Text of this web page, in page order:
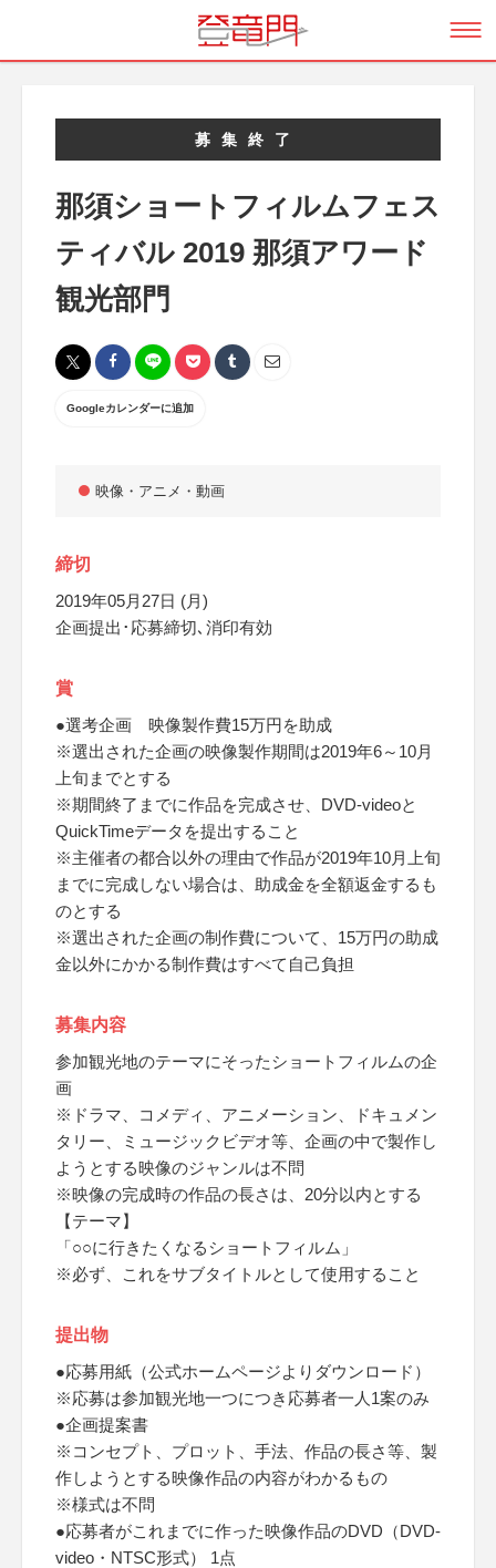
募集終了
那須ショートフィルムフェス
ティバル 2019 那須アワード
観光部門
Googleカレンダーに追加
映像・アニメ・動画
締切
2019年05月27日 (月)
企画提出･応募締切､消印有効
賞
●選考企画 映像製作費15万円を助成
※選出された企画の映像製作期間は2019年6～10月
上旬までとする
※期間終了までに作品を完成させ、DVD-videoと
QuickTimeデータを提出すること
※主催者の都合以外の理由で作品が2019年10月上旬
までに完成しない場合は、助成金を全額返金するも
のとする
※選出された企画の制作費について、15万円の助成
金以外にかかる制作費はすべて自己負担
募集内容
参加観光地のテーマにそったショートフィルムの企
画
※ドラマ、コメディ、アニメーション、ドキュメン
タリー、ミュージックビデオ等、企画の中で製作し
ようとする映像のジャンルは不問
※映像の完成時の作品の長さは、20分以内とする
【テーマ】
「○○に行きたくなるショートフィルム」
※必ず、これをサブタイトルとして使用すること
提出物
●応募用紙（公式ホームページよりダウンロード）
※応募は参加観光地一つにつき応募者一人1案のみ
●企画提案書
※コンセプト、プロット、手法、作品の長さ等、製
作しようとする映像作品の内容がわかるもの
※様式は不問
●応募者がこれまでに作った映像作品のDVD（DVD-
video・NTSC形式） 1点